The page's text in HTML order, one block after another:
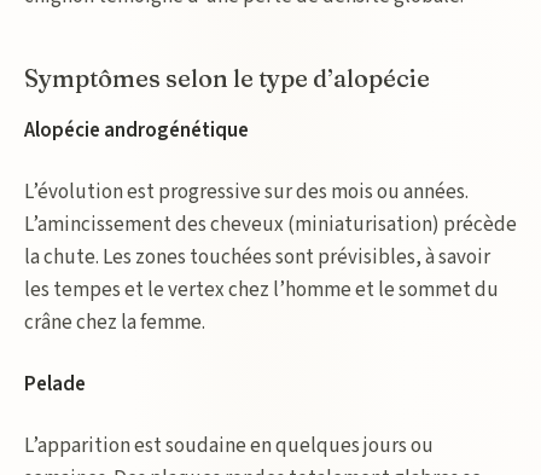
Symptômes selon le type d’alopécie
Alopécie androgénétique
L’évolution est progressive sur des mois ou années.
L’amincissement des cheveux (miniaturisation) précède
la chute. Les zones touchées sont prévisibles, à savoir
les tempes et le vertex chez l’homme et le sommet du
crâne chez la femme.
Pelade
L’apparition est soudaine en quelques jours ou